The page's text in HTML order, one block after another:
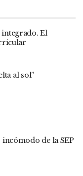
El
al sol”
de la SEP